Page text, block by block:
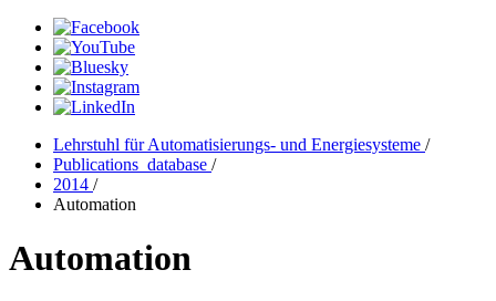
Lehrstuhl für Automatisierungs- und Energiesysteme /
Publications_database /
2014 /
Automation
Automation